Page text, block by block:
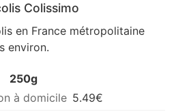
Colissimo
en France métropolitaine
environ.
250g
5.49€